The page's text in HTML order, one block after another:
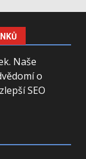
Naše
o
SEO